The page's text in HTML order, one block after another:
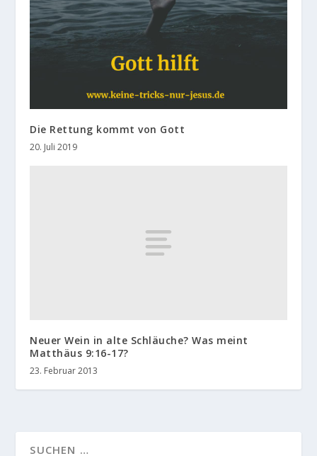
Die Rettung kommt von Gott
20. Juli 2019
Neuer Wein in alte Schläuche? Was meint
Matthäus 9:16-17?
23. Februar 2013